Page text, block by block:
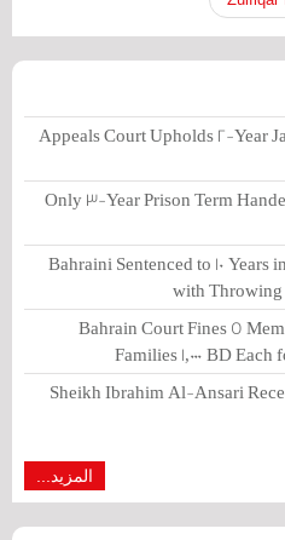
Appeals Court Upholds 2-Year
Only 3-Year Prison Term
Bahraini Sentenced to 10 Years
with
Bahrain Court Fines 5
Families 1,000 BD
Sheikh Ibrahim Al-Ansari
المزيد...